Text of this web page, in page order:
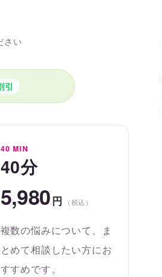
さい
引
40 MIN
40分
5,980円 （税込）
複数の悩みについて、ま
とめて相談したい方にお
すすめです。